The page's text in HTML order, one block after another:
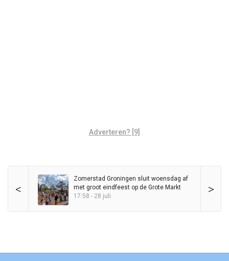
Adverteren? [9]
< >
Zomerstad Groningen sluit woensdag af
met groot eindfeest op de Grote Markt
17:58 - 28 juli